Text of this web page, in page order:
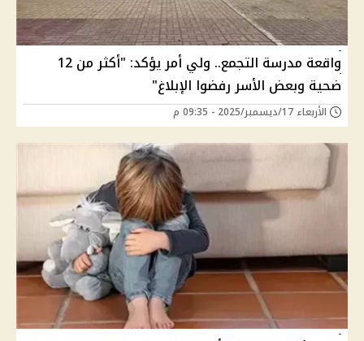
واقعة مدرسة التجمع.. ولي أمر يؤكد: "أكثر من 12
ضحية وبعض الأسر رفضوا الإبلاغ"
الأربعاء 17/ديسمبر/2025 - 09:35 م